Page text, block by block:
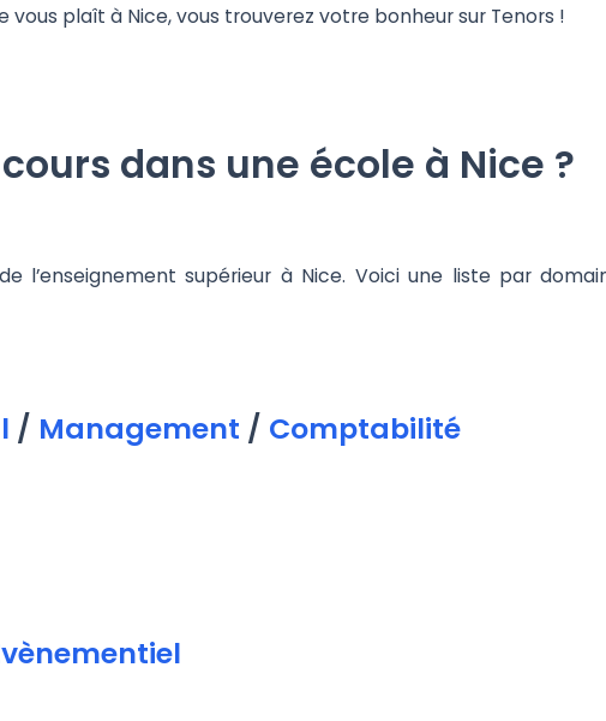
vous plaît à Nice, vous trouverez votre bonheur sur Tenors !
dans une école à Nice ?
l’enseignement supérieur à Nice. Voici une liste par
/ Management / Comptabilité